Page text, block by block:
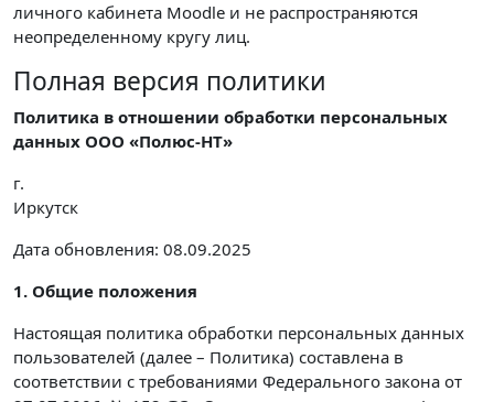
личного кабинета Moodle и не распространяются
неопределенному кругу лиц.
Полная версия политики
Политика в отношении обработки персональных
данных ООО «Полюс-НТ»
г.
Иркутск
Дата обновления: 08.09.2025
1. Общие положения
Настоящая политика обработки персональных данных
пользователей (далее – Политика) составлена в
соответствии с требованиями Федерального закона от